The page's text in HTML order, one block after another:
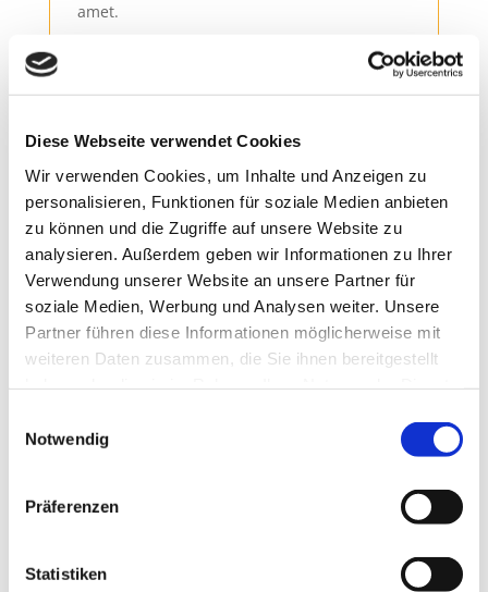
Diese Webseite verwendet Cookies
Wir verwenden Cookies, um Inhalte und Anzeigen zu
personalisieren, Funktionen für soziale Medien anbieten
zu können und die Zugriffe auf unsere Website zu
analysieren. Außerdem geben wir Informationen zu Ihrer
Verwendung unserer Website an unsere Partner für
soziale Medien, Werbung und Analysen weiter. Unsere
Partner führen diese Informationen möglicherweise mit
weiteren Daten zusammen, die Sie ihnen bereitgestellt
Notwendig
Präferenzen
Statistiken
amet.
Faszienbehandlung
Lorem ipsum dolor sit amet, consetetur
sadipscing elitr, sed diam nonumy eirmod
tempor invidunt ut labore et dolore magna
aliquyam erat, sed diam voluptua. At vero
eos et accusam et justo duo dolores et ea
rebum. Stet clita kasd gubergren, no sea
takimata sanctus est Lorem ipsum dolor sit
Physiotherapie (privat)